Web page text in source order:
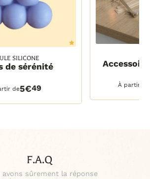
PANIER
SILICONE
de sérénité
de5€49
DETAILS
À partir de
F.A.Q
avons sûrement la réponse